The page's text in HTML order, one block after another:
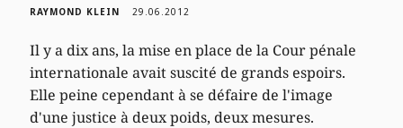
RAYMOND KLEIN 29.06.2012
Il y a dix ans, la mise en place de la Cour pénale
internationale avait suscité de grands espoirs.
Elle peine cependant à se défaire de l'image
d'une justice à deux poids, deux mesures.